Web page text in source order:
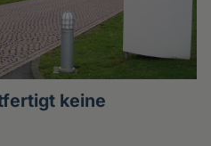
keine